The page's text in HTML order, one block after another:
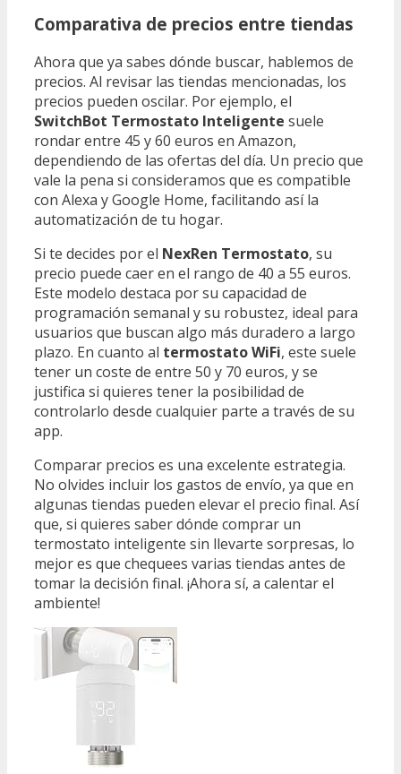
Comparativa de precios entre tiendas
Ahora que ya sabes dónde buscar, hablemos de
precios. Al revisar las tiendas mencionadas, los
precios pueden oscilar. Por ejemplo, el
SwitchBot Termostato Inteligente suele
rondar entre 45 y 60 euros en Amazon,
dependiendo de las ofertas del día. Un precio que
vale la pena si consideramos que es compatible
con Alexa y Google Home, facilitando así la
automatización de tu hogar.
Si te decides por el NexRen Termostato, su
precio puede caer en el rango de 40 a 55 euros.
Este modelo destaca por su capacidad de
programación semanal y su robustez, ideal para
usuarios que buscan algo más duradero a largo
plazo. En cuanto al termostato WiFi, este suele
tener un coste de entre 50 y 70 euros, y se
justifica si quieres tener la posibilidad de
controlarlo desde cualquier parte a través de su
app.
Comparar precios es una excelente estrategia.
No olvides incluir los gastos de envío, ya que en
algunas tiendas pueden elevar el precio final. Así
que, si quieres saber dónde comprar un
termostato inteligente sin llevarte sorpresas, lo
mejor es que chequees varias tiendas antes de
tomar la decisión final. ¡Ahora sí, a calentar el
ambiente!